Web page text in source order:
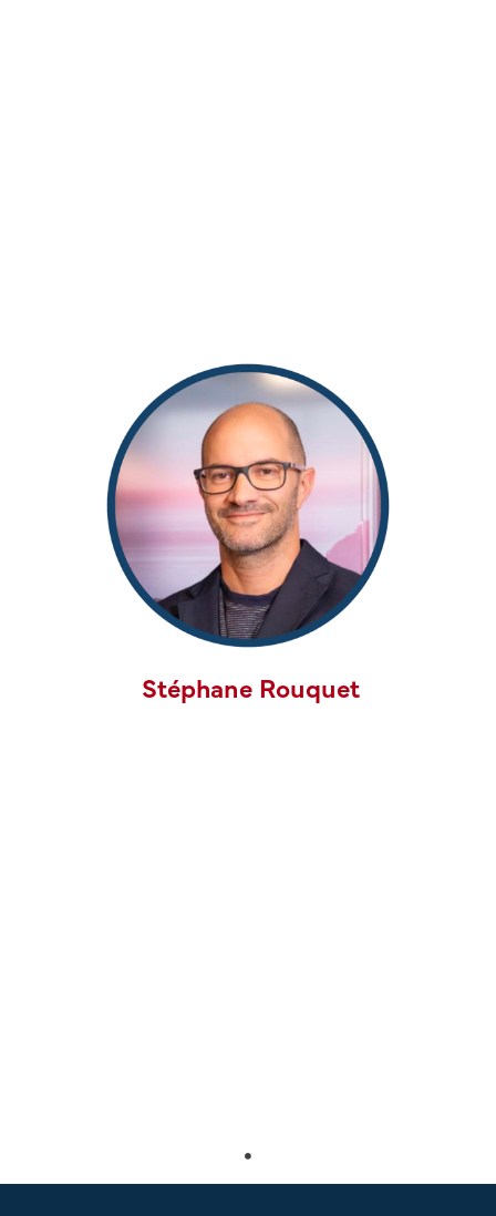
Stéphane Rouquet